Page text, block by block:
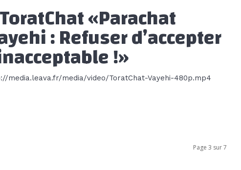
«Parachat
: Refuser d’accepter
!»
media.leava.fr/media/video/ToratChat-Vayehi-480p.mp4
Page 3 sur 7